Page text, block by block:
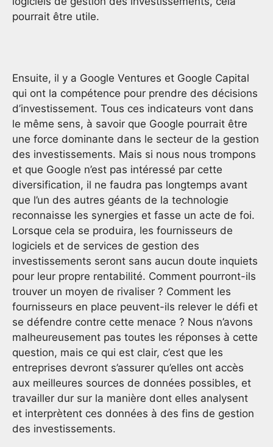
pourrait être utile.
Ensuite, il y a Google Ventures et Google Capital
qui ont la compétence pour prendre des décisions
d’investissement. Tous ces indicateurs vont dans
le même sens, à savoir que Google pourrait être
une force dominante dans le secteur de la gestion
des investissements. Mais si nous nous trompons
et que Google n’est pas intéressé par cette
diversification, il ne faudra pas longtemps avant
que l’un des autres géants de la technologie
reconnaisse les synergies et fasse un acte de foi.
Lorsque cela se produira, les fournisseurs de
logiciels et de services de gestion des
investissements seront sans aucun doute inquiets
pour leur propre rentabilité. Comment pourront-ils
trouver un moyen de rivaliser ? Comment les
fournisseurs en place peuvent-ils relever le défi et
se défendre contre cette menace ? Nous n’avons
malheureusement pas toutes les réponses à cette
question, mais ce qui est clair, c’est que les
entreprises devront s’assurer qu’elles ont accès
aux meilleures sources de données possibles, et
travailler dur sur la manière dont elles analysent
et interprètent ces données à des fins de gestion
des investissements.